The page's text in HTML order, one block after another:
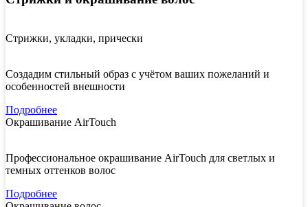
Стрижки, укладки, прически
Создадим стильный образ с учётом ваших пожеланий и
особенностей внешности
Подробнее
Окрашивание AirTouch
Профессиональное окрашивание AirTouch для светлых и
темных оттенков волос
Подробнее